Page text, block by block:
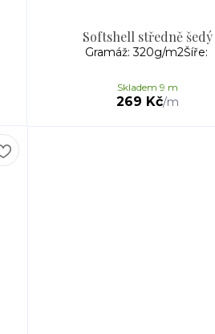
Softshell středně šedý
Gramáž: 320g/m2Šíře:
269 Kč/m
Skladem 9 m